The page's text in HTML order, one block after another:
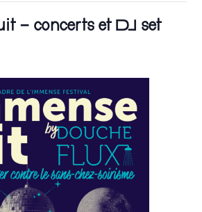
– concerts et DJ set